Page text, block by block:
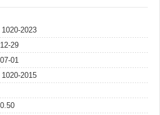
2023
29
01
2015